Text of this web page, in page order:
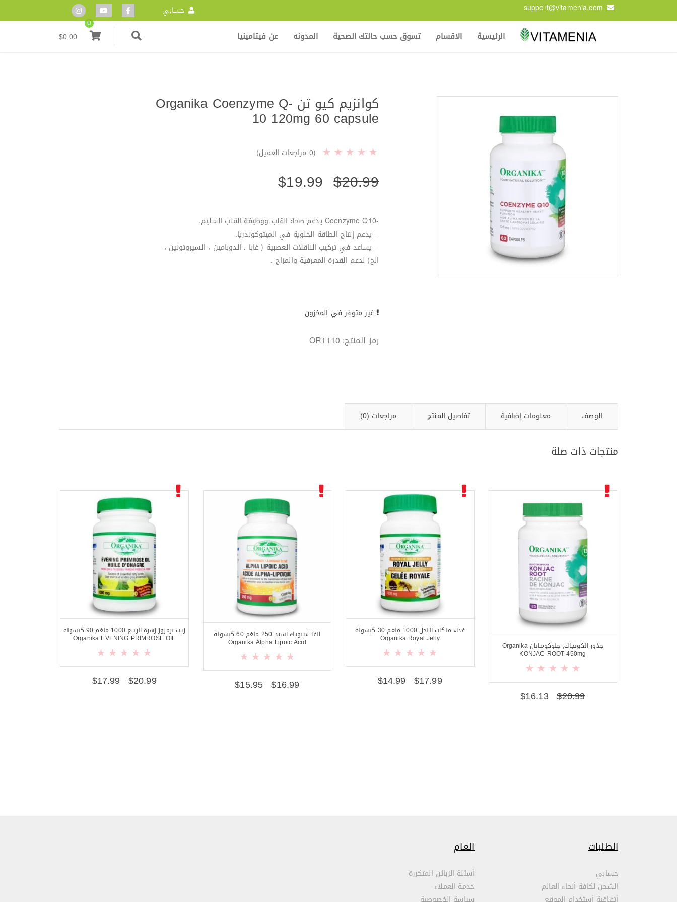
support@vitamenia.com حسابي
الرئيسية الاقسام تسوق حسب حالتك الصحية المدونه عن فيتامينيا
0
$0.00
كوانزيم كيو تن Organika Coenzyme Q-
10 120mg 60 capsule
(
0 مراجعات العميل)
$20.99
$19.99
-Coenzyme Q10 يدعم صحة القلب ووظيفة القلب السليم.
– يدعم إنتاج الطاقة الخلوية في الميتوكوندريا.
– يساعد في تركيب الناقلات العصبية ( غابا ، الدوبامين ، السيروتونين ،
الخ) لدعم القدرة المعرفية والمزاج .
غير متوفر في المخزون
رمز المنتج: OR1110
الوصف معلومات إضافية تفاصيل المنتج مراجعات (0)
منتجات ذات صلة
جذور الكونجاك, جلوكومانان Organika
KONJAC ROOT 450mg
$20.99
$16.13
غذاء ملكات النحل 1000 ملغم 30 كبسولة
Organika Royal Jelly
$17.99
$14.99
الفا لايبويك اسيد 250 ملغم 60 كبسولة
Organika Alpha Lipoic Acid
$16.99
$15.95
زيت برمروز زهرة الربيع 1000 ملغم 90 كبسولة
Organika EVENING PRIMROSE OIL
$20.99
$17.99
الطلبات
حسابي
الشحن لكافة أنحاء العالم
العام
أسئلة الزبائن المتكررة
خدمة العملاء